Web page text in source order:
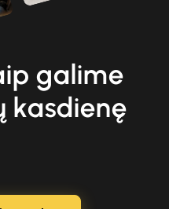
galime
kasdienę